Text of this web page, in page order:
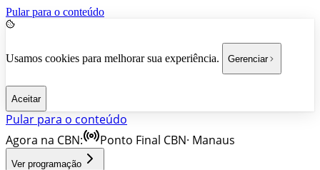
Pular para o conteúdo
Usamos cookies para melhorar sua experiência. Gerenciar
Aceitar
Pular para o conteúdo
Agora na CBN:
Ponto Final CBN· Manaus
Ver programação